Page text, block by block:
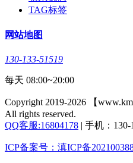
TAG标签
网站地图
130-133-51519
每天 08:00~20:00
Copyright 2019-2026 【
All rights reserved.
QQ客服:16804178 | 手机：130-
ICP备案号：滇ICP备